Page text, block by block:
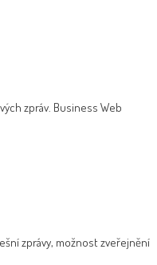
zpráv. Business Web
zprávy, možnost zveřejnění